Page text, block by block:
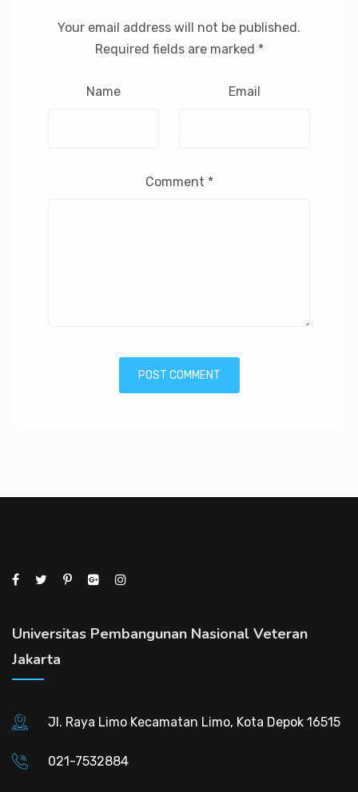
Your email address will not be published.
Required fields are marked *
Name Email
Comment *
Universitas Pembangunan Nasional Veteran
Jakarta
Jl. Raya Limo Kecamatan Limo, Kota Depok 16515
021-7532884